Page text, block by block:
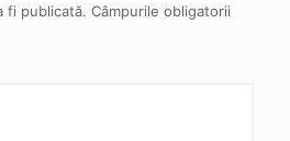
fi publicată. Câmpurile obligatorii